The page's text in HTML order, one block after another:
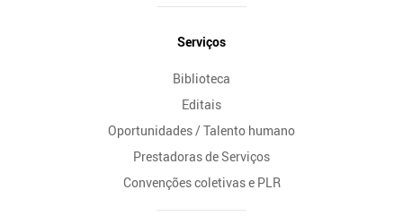
Serviços
Biblioteca
Editais
Oportunidades / Talento humano
Prestadoras de Serviços
Convenções coletivas e PLR